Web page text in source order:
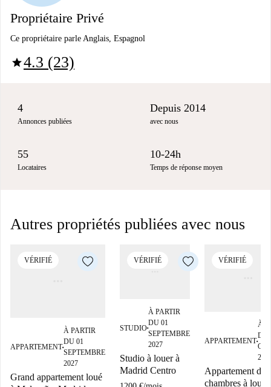
Propriétaire Privé
Ce propriétaire parle Anglais, Espagnol
star4.3 (23)
4
Annonces publiées
Depuis 2014
avec nous
55
Locataires
10-24h
Temps de réponse moyen
Autres propriétés publiées avec nous
VÉRIFIÉ
APPARTEMENT■
À PARTIR
DU 01
SEPTEMBRE
2027
Grand appartement loué
VÉRIFIÉ
STUDIO■
À PARTIR
DU 01
SEPTEMBRE
2027
Studio à louer à
Madrid Centro
VÉRIFIÉ
APPARTEMENT■
À
DU
Appartement de
chambres à louer